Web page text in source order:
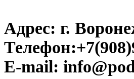
Адрес: г.
Телефон:
E-mail: